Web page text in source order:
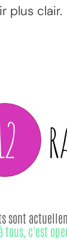
plus clair.
sont
tous, c'est